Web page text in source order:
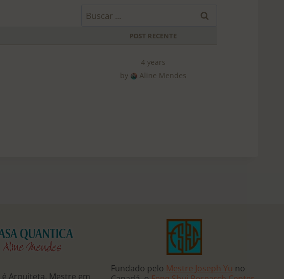
POST RECENTE
4 years
by
Aline Mendes
é Arquiteta, Mestre em
Fundado pelo Mestre Joseph Yu no